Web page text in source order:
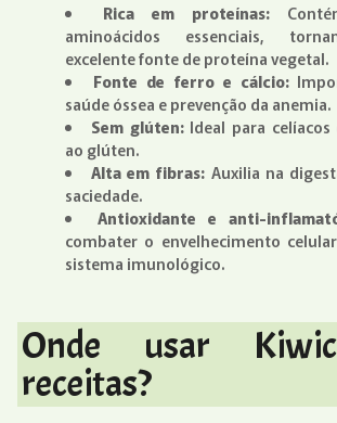
Rica em proteínas:
aminoácidos essenciais,
excelente fonte de proteína vegetal.
Fonte de ferro e cálcio:
saúde óssea e prevenção da anemia.
Sem glúten:Ideal para celíacos
ao glúten.
Alta em fibras: Auxilia na
saciedade.
Antioxidante e anti-
combater o envelhecimento
sistema imunológico.
Onde usar
receitas?